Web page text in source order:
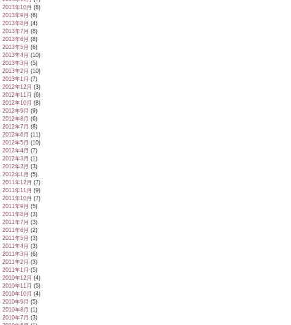
2013年10月 (8)
2013年9月 (6)
2013年8月 (4)
2013年7月 (8)
2013年6月 (8)
2013年5月 (6)
2013年4月 (10)
2013年3月 (5)
2013年2月 (10)
2013年1月 (7)
2012年12月 (3)
2012年11月 (6)
2012年10月 (8)
2012年9月 (9)
2012年8月 (6)
2012年7月 (8)
2012年6月 (11)
2012年5月 (10)
2012年4月 (7)
2012年3月 (1)
2012年2月 (3)
2012年1月 (5)
2011年12月 (7)
2011年11月 (9)
2011年10月 (7)
2011年9月 (5)
2011年8月 (3)
2011年7月 (3)
2011年6月 (2)
2011年5月 (3)
2011年4月 (3)
2011年3月 (6)
2011年2月 (3)
2011年1月 (5)
2010年12月 (4)
2010年11月 (5)
2010年10月 (4)
2010年9月 (5)
2010年8月 (1)
2010年7月 (3)